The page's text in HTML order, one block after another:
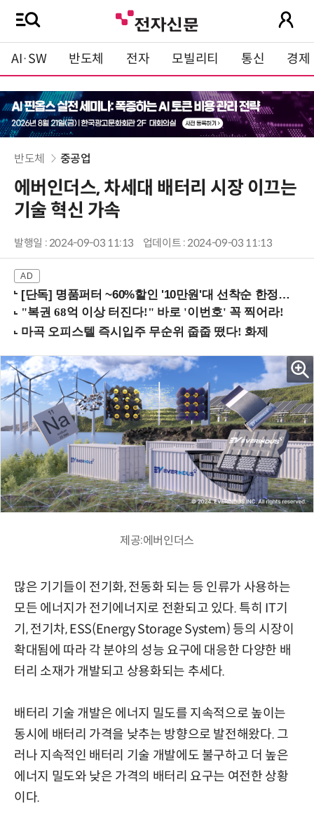
AI·SW 반도체 전자 모빌리티 통신 경제
반도체 중공업
에버인더스, 차세대 배터리 시장 이끄는
기술 혁신 가속
발행일 : 2024-09-03 11:13 업데이트 : 2024-09-03 11:13
[단독] 명품퍼터 ~60%할인 '10만원'대 선착순 한정판매!
제공:에버인더스
많은 기기들이 전기화, 전동화 되는 등 인류가 사용하는
모든 에너지가 전기에너지로 전환되고 있다. 특히 IT기
기, 전기차, ESS(Energy Storage System) 등의 시장이
확대됨에 따라 각 분야의 성능 요구에 대응한 다양한 배
터리 소재가 개발되고 상용화되는 추세다.
배터리 기술 개발은 에너지 밀도를 지속적으로 높이는
동시에 배터리 가격을 낮추는 방향으로 발전해왔다. 그
러나 지속적인 배터리 기술 개발에도 불구하고 더 높은
에너지 밀도와 낮은 가격의 배터리 요구는 여전한 상황
이다.